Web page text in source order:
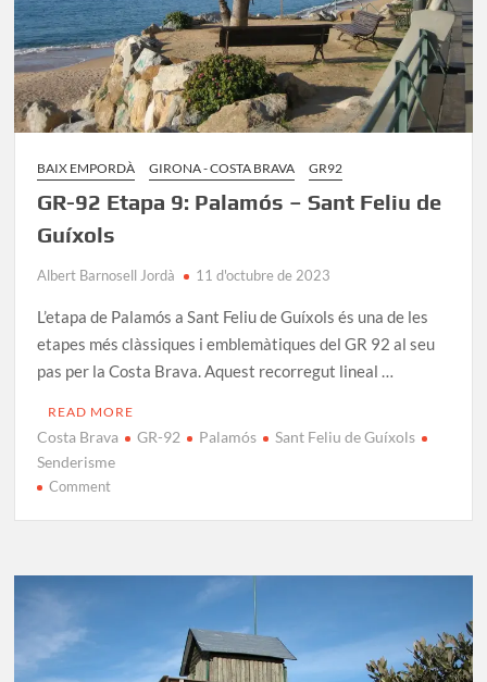
BAIX EMPORDÀ GIRONA - COSTA BRAVA GR92
GR-92 Etapa 9: Palamós – Sant Feliu de
Guíxols
Albert Barnosell Jordà 11 d'octubre de 2023
L’etapa de Palamós a Sant Feliu de Guíxols és una de les
etapes més clàssiques i emblemàtiques del GR 92 al seu
pas per la Costa Brava. Aquest recorregut lineal …
READ MORE
Costa Brava GR-92 Palamós
Sant Feliu de Guíxols
Senderisme
Commenton
9:
Feliu